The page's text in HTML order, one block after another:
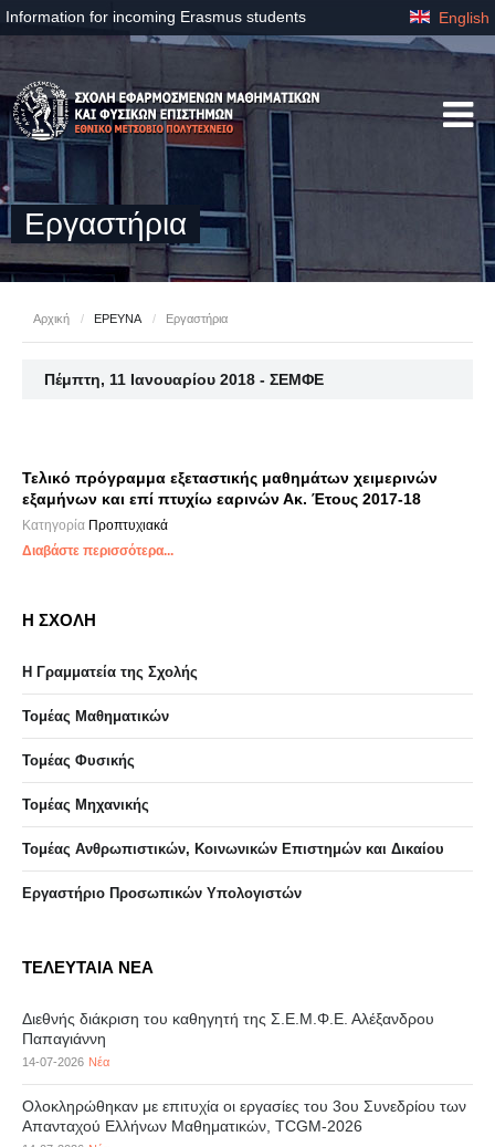
Information for incoming Erasmus students English
Εργαστήρια
Αρχική / ΕΡΕΥΝΑ / Εργαστήρια
Πέμπτη, 11 Ιανουαρίου 2018 - ΣΕΜΦΕ
Τελικό πρόγραμμα εξεταστικής μαθημάτων χειμερινών
εξαμήνων και επί πτυχίω εαρινών Ακ. Έτους 2017-18
Κατηγορία Προπτυχιακά
Διαβάστε περισσότερα...
Η ΣΧΟΛΗ
Η Γραμματεία της Σχολής
Τομέας Μαθηματικών
Τομέας Φυσικής
Τομέας Μηχανικής
Τομέας Ανθρωπιστικών, Κοινωνικών Επιστημών και Δικαίου
Eργαστήριo Προσωπικών Υπολογιστών
ΤΕΛΕΥΤΑΙΑ ΝΕΑ
Διεθνής διάκριση του καθηγητή της Σ.Ε.Μ.Φ.Ε. Αλέξανδρου
Παπαγιάννη
14-07-2026 Νέα
Ολοκληρώθηκαν με επιτυχία οι εργασίες του 3ου Συνεδρίου των
Απανταχού Ελλήνων Μαθηματικών, TCGM-2026